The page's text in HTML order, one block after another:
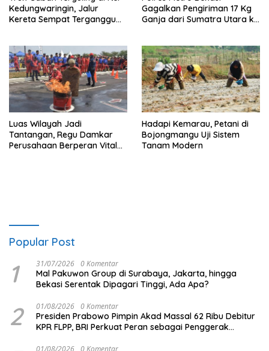
Kedungwaringin, Jalur
Kereta Sempat Terganggu
Gagalkan Pengiriman 17 Kg
Ganja dari Sumatra Utara ke
Luas Wilayah Jadi
Tantangan, Regu Damkar
Perusahaan Berperan Vital
Hadapi Kemarau, Petani di
Bojongmangu Uji Sistem
Tanam Modern
Popular Post
1 31/07/2026 0 Komentar
Mal Pakuwon Group di Surabaya, Jakarta, hingga
Bekasi Serentak Dipagari Tinggi, Ada Apa?
2 01/08/2026 0 Komentar
Presiden Prabowo Pimpin Akad Massal 62 Ribu Debitur
KPR FLPP, BRI Perkuat Peran sebagai Penggerak
01/08/2026 0 Komentar